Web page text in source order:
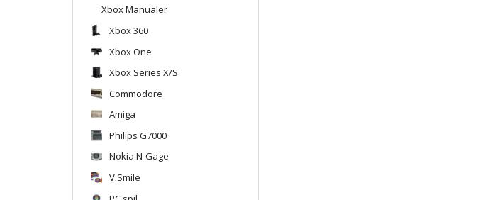
Xbox Manualer
Xbox 360
Xbox One
Xbox Series X/S
Commodore
Amiga
Philips G7000
Nokia N-Gage
V.Smile